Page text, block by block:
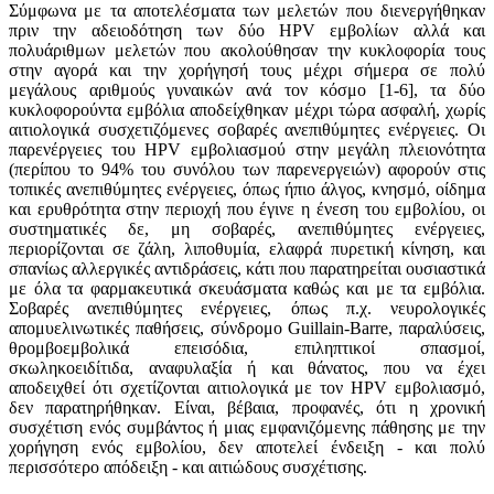
Σύμφωνα με τα αποτελέσματα των μελετών που διενεργήθηκαν
πριν την αδειοδότηση των δύο HPVεμβολίων αλλά και
πολυάριθμων μελετών που ακολούθησαν την κυκλοφορία τους
στην αγορά και την χορήγησή τους μέχρι σήμερα σε πολύ
μεγάλους αριθμούς γυναικών ανά τον κόσμο [1-6], τα δύο
κυκλοφορούντα εμβόλια αποδείχθηκαν μέχρι τώρα ασφαλή, χωρίς
αιτιολογικά συσχετιζόμενες σοβαρές ανεπιθύμητες ενέργειες. Οι
παρενέργειες τουHPV εμβολιασμού στην μεγάλη πλειονότητα
(περίπου το 94% του συνόλου των παρενεργειών) αφορούν στις
τοπικές ανεπιθύμητες ενέργειες, όπως ήπιο άλγος, κνησμό, οίδημα
και ερυθρότητα στην περιοχή που έγινε η ένεση του εμβολίου, οι
συστηματικές δε, μη σοβαρές, ανεπιθύμητες ενέργειες,
περιορίζονται σε ζάλη, λιποθυμία, ελαφρά πυρετική κίνηση, και
σπανίως αλλεργικές αντιδράσεις, κάτι που παρατηρείται ουσιαστικά
με όλα τα φαρμακευτικά σκευάσματα καθώς και με τα εμβόλια.
Σοβαρές ανεπιθύμητες ενέργειες, όπως π.χ. νευρολογικές
απομυελινωτικές παθήσεις, σύνδρομοGuillain-Barre, παραλύσεις,
θρομβοεμβολικά επεισόδια, επιληπτικοί σπασμοί,
σκωληκοειδίτιδα, αναφυλαξία ή και θάνατος, που να έχει
αποδειχθεί ότι σχετίζονται αιτιολογικά με τονHPV εμβολιασμό,
δεν παρατηρήθηκαν. Είναι, βέβαια, προφανές, ότι η χρονική
συσχέτιση ενός συμβάντος ή μιας εμφανιζόμενης πάθησης με την
χορήγηση ενός εμβολίου, δεν αποτελεί ένδειξη - και πολύ
περισσότερο απόδειξη - και αιτιώδους συσχέτισης.